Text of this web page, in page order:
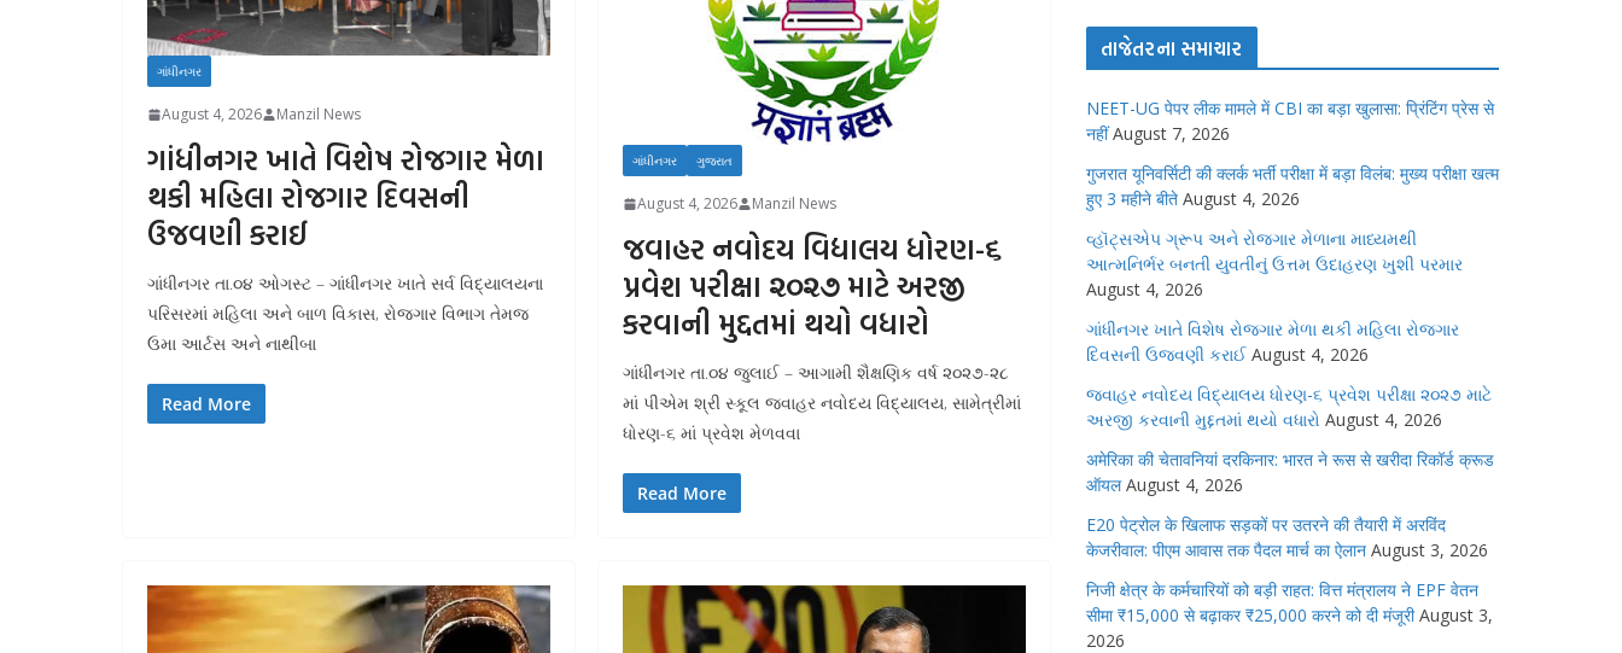
ગાંધીનગર
August 4, 2026 Manzil News
ગાંધીનગર ખાતે વિશેષ રોજગાર મેળા
થકી મહિલા રોજગાર દિવસની
ઉજવણી કરાઈ
ગાંધીનગર તા.૦૪ ઓગસ્ટ – ગાંધીનગર ખાતે સર્વ વિદ્યાલયના
પરિસરમાં મહિલા અને બાળ વિકાસ, રોજગાર વિભાગ તેમજ
ઉમા આર્ટસ અને નાથીબા
Read More
ગાંધીનગર ગુજરાત
August 4, 2026 Manzil News
જવાહર નવોદય વિદ્યાલય ધોરણ-૬
પ્રવેશ પરીક્ષા ૨૦૨૭ માટે અરજી
કરવાની મુદ્દતમાં થયો વધારો
ગાંધીનગર તા.૦૪ જુલાઈ – આગામી શૈક્ષણિક વર્ષ ૨૦૨૭-૨૮
માં પીએમ શ્રી સ્કૂલ જવાહર નવોદય વિદ્યાલય, સામેત્રીમાં
ધોરણ-૬ માં પ્રવેશ મેળવવા
Read More
તાજેતરના સમાચાર
NEET-UG पेपर लीक मामले में CBI का बड़ा खुलासा: प्रिंटिंग प्रेस से
नहीं August 7, 2026
गुजरात यूनिवर्सिटी की क्लर्क भर्ती परीक्षा में बड़ा विलंब: मुख्य परीक्षा खत्म
हुए 3 महीने बीते August 4, 2026
વ્હૉટ્સએપ ગ્રૂપ અને રોજગાર મેળાના માધ્યમથી
આત્મનિર્ભર બનતી યુવતીનું ઉત્તમ ઉદાહરણ ખુશી પરમાર
August 4, 2026
ગાંધીનગર ખાતે વિશેષ રોજગાર મેળા થકી મહિલા રોજગાર
દિવસની ઉજવણી કરાઈ August 4, 2026
જવાહર નવોદય વિદ્યાલય ધોરણ-૬ પ્રવેશ પરીક્ષા ૨૦૨૭ માટે
અરજી કરવાની મુદ્દતમાં થયો વધારો August 4, 2026
अमेरिका की चेतावनियां दरकिनार: भारत ने रूस से खरीदा रिकॉर्ड क्रूड
ऑयल August 4, 2026
E20 पेट्रोल के खिलाफ सड़कों पर उतरने की तैयारी में अरविंद
केजरीवाल: पीएम आवास तक पैदल मार्च का ऐलान August 3, 2026
निजी क्षेत्र के कर्मचारियों को बड़ी राहत: वित्त मंत्रालय ने EPF वेतन
सीमा ₹15,000 से बढ़ाकर ₹25,000 करने को दी मंजूरी August 3,
2026